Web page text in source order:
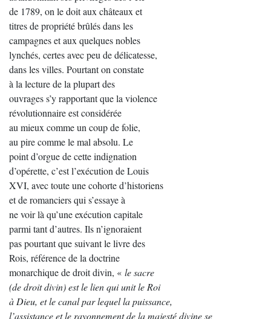
de 1789, on le doit aux châteaux et
titres de propriété brûlés dans les
campagnes et aux quelques nobles
lynchés, certes avec peu de délicatesse,
dans les villes. Pourtant on constate
à la lecture de la plupart des
ouvrages s’y rapportant que la violence
révolutionnaire est considérée
au mieux comme un coup de folie,
au pire comme le mal absolu. Le
point d’orgue de cette indignation
d’opérette, c’est l’exécution de Louis
XVI, avec toute une cohorte d’historiens
et de romanciers qui s’essaye à
ne voir là qu’une exécution capitale
parmi tant d’autres. Ils n’ignoraient
pas pourtant que suivant le livre des
Rois, référence de la doctrine
monarchique de droit divin, « le sacre
(de droit divin) est le lien qui unit le Roi
à Dieu, et le canal par lequel la puissance,
l’assistance et le rayonnement de la majesté divine se